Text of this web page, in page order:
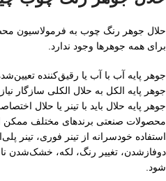
حلال جوهر رنگ چوب به فرمولاسیون
برای همه جوهرها وجود ندارد.
جوهر پایه آب با آب یا رقیق‌کننده
جوهر پایه الکل به حلال الکلی سازگار نیاز
جوهر پایه حلال باید با تینر یا حلال
محصولات صنعتی برندهای مختلف ممکن
استفاده خودسرانه از تینر فوری، تینر
دوفازشدن، تغییر رنگ، لکه، خشک‌شدن
شود.